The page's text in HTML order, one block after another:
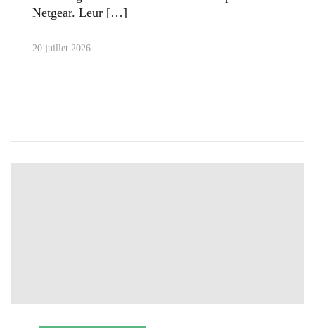
Netgear. Leur
20 juillet 2026